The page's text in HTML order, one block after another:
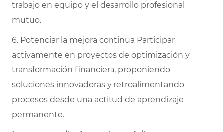
trabajo en equipo y el desarrollo profesional
mutuo.
6. Potenciar la mejora continua Participar
activamente en proyectos de optimización y
transformación financiera, proponiendo
soluciones innovadoras y retroalimentando
procesos desde una actitud de aprendizaje
permanente.